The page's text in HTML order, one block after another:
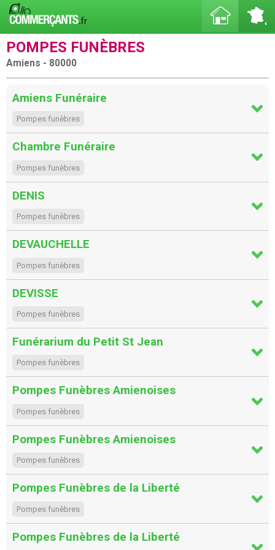
POMPES FUNÈBRES
Amiens - 80000
Amiens Funéraire
Pompes funèbres
Chambre Funéraire
Pompes funèbres
DENIS
Pompes funèbres
DEVAUCHELLE
Pompes funèbres
DEVISSE
Pompes funèbres
Funérarium du Petit St Jean
Pompes funèbres
Pompes Funèbres Amienoises
Pompes funèbres
Pompes Funèbres Amienoises
Pompes funèbres
Pompes Funèbres de la Liberté
Pompes funèbres
Pompes Funèbres de la Liberté